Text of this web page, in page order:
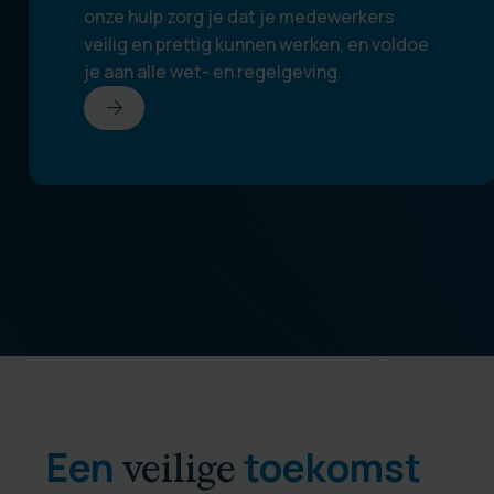
onze hulp zorg je dat je medewerkers
veilig en prettig kunnen werken, en voldoe
je aan alle wet- en regelgeving.
arrow_forward
Een veilige toekomst